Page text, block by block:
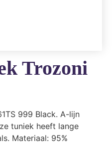
Trozoni
999 Black. A-lijn
tuniek heeft lange
Materiaal: 95%